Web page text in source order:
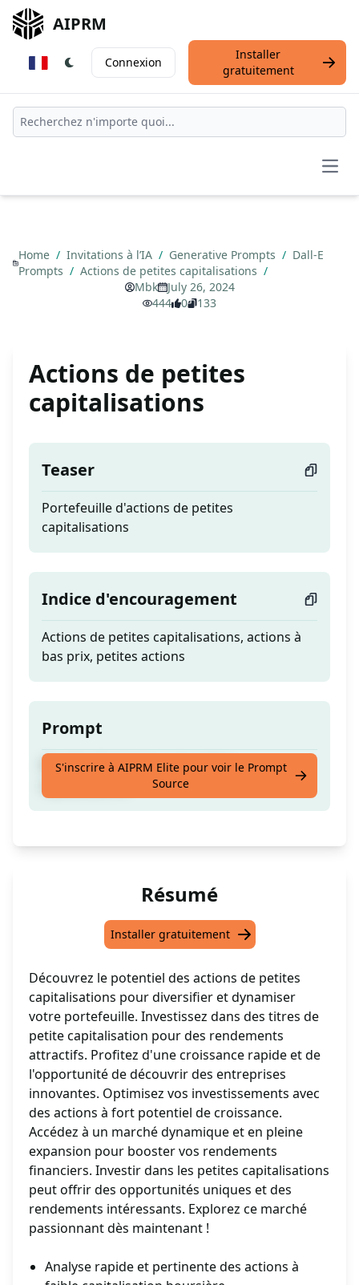
AIPRM
Connexion
Installer
gratuitement
Home / Invitations à l’IA / Generative Prompts / Dall-E
Prompts / Actions de petites capitalisations /
Mbk
July 26, 2024
444
0 133
Actions de petites
capitalisations
Teaser
Portefeuille d'actions de petites
capitalisations
Indice d'encouragement
Actions de petites capitalisations, actions à
bas prix, petites actions
Prompt
Portefeuille d'actions de petites
S'inscrire à AIPRM Elite pour voir le Prompt
Source
Résumé
Installer gratuitement
Découvrez le potentiel des actions de petites
capitalisations pour diversifier et dynamiser
votre portefeuille. Investissez dans des titres de
petite capitalisation pour des rendements
attractifs. Profitez d'une croissance rapide et de
l'opportunité de découvrir des entreprises
innovantes. Optimisez vos investissements avec
des actions à fort potentiel de croissance.
Accédez à un marché dynamique et en pleine
expansion pour booster vos rendements
financiers. Investir dans les petites capitalisations
peut offrir des opportunités uniques et des
rendements intéressants. Explorez ce marché
passionnant dès maintenant !
Analyse rapide et pertinente des actions à